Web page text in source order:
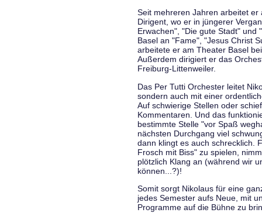
Seit mehreren Jahren arbeitet
Dirigent, wo er in jüngerer
Erwachen", "Die gute Stadt" und
Basel an "Fame", "Jesus Christ
arbeitete er am Theater Basel
Außerdem dirigiert er das
Freiburg-Littenweiler.
Das Per Tutti Orchester leitet
sondern auch mit einer
Auf schwierige Stellen oder
Kommentaren. Und das
bestimmte Stelle "vor Spaß
nächsten Durchgang viel
dann klingt es auch schrecklich.
Frosch mit Biss" zu spielen,
plötzlich Klang an (während wir
können...?)!
Somit sorgt Nikolaus für eine
jedes Semester aufs Neue, mit
Programme auf die Bühne zu